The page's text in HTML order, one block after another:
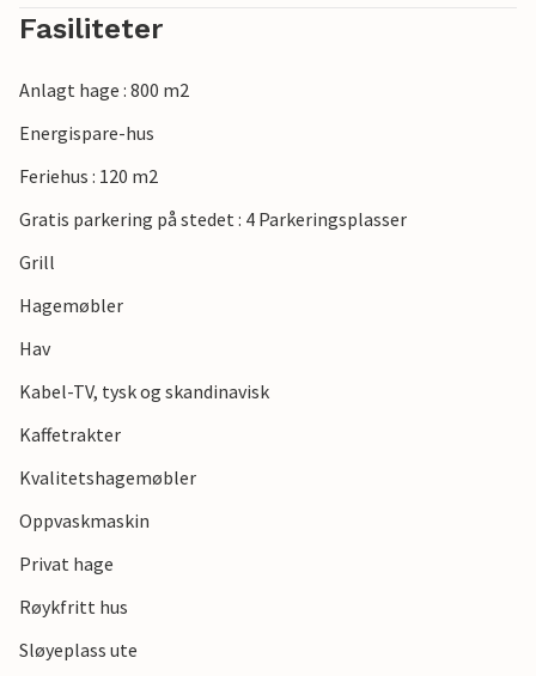
Det er rikelig med lekeapparater for barn på eiendommen.
Du kan sole deg på de åpne terrassene og senere tilberede
Stranden ligger bare noen få skritt fra huset og tilbyr
Hvert familiemedlem vil nyte ferien i dette attraktive
Fasiliteter
Anlagt hage : 800 m2
Energispare-hus
Feriehus : 120 m2
Gratis parkering på stedet : 4 Parkeringsplasser
Grill
Hagemøbler
Hav
Kabel-TV, tysk og skandinavisk
Kaffetrakter
Kvalitetshagemøbler
Oppvaskmaskin
Privat hage
Røykfritt hus
Sløyeplass ute